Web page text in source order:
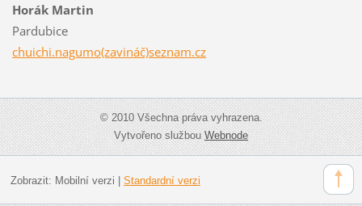
Horák Martin
Pardubice
chuichi.nagumo(zavináč)seznam.cz
© 2010 Všechna práva vyhrazena.
Vytvořeno službouWebnode
Zobrazit: Mobilní verzi Standardní verzi